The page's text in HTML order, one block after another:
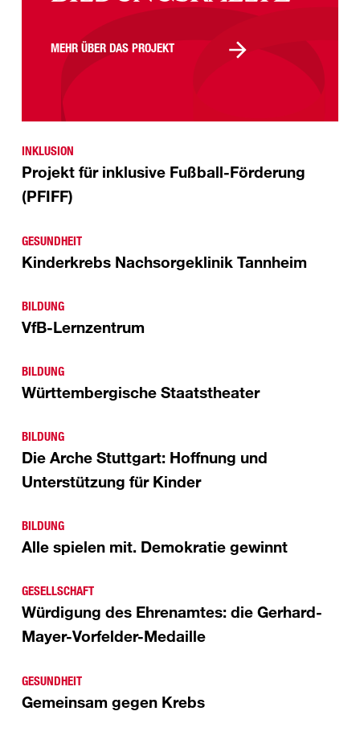
MEHR ÜBER DAS PROJEKT
INKLUSION
Projekt für inklusive Fußball-Förderung
(PFIFF)
GESUNDHEIT
Kinderkrebs Nachsorgeklinik Tannheim
BILDUNG
VfB-Lernzentrum
BILDUNG
Württembergische Staatstheater
BILDUNG
Die Arche Stuttgart: Hoffnung und
Unterstützung für Kinder
BILDUNG
Alle spielen mit. Demokratie gewinnt
GESELLSCHAFT
Würdigung des Ehrenamtes: die Gerhard-
Mayer-Vorfelder-Medaille
GESUNDHEIT
Gemeinsam gegen Krebs